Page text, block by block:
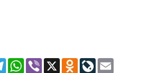
TelegramWhatsApp
Viber X Odnoklassniki
LiveJournal